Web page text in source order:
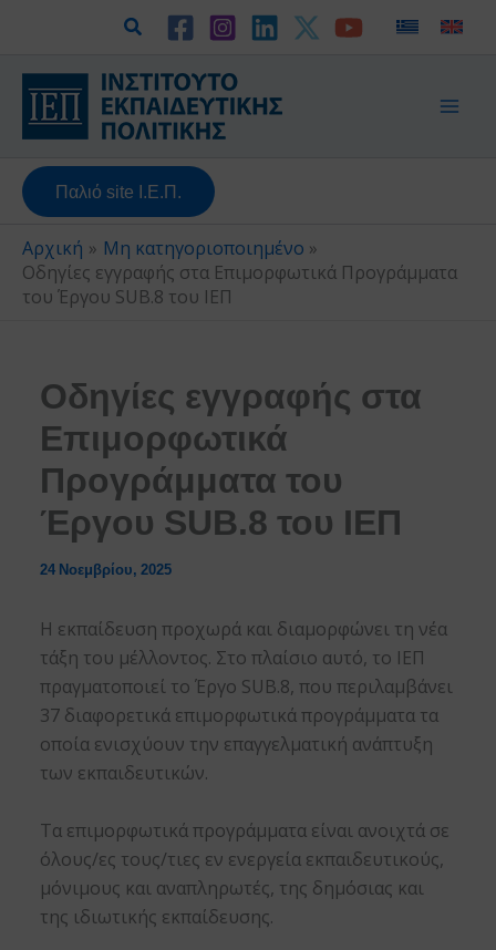
περιεχόμενο
Αναζήτηση
Παλιό site Ι.Ε.Π.
Αρχική
Μη κατηγοριοποιημένο
Οδηγίες εγγραφής στα Επιμορφωτικά Προγράμματα
του Έργου SUB.8 του ΙΕΠ
Οδηγίες εγγραφής στα
Επιμορφωτικά
Προγράμματα του
Έργου SUB.8 του ΙΕΠ
24 Νοεμβρίου, 2025
Η εκπαίδευση προχωρά και διαμορφώνει τη νέα
τάξη του μέλλοντος. Στο πλαίσιο αυτό, το ΙΕΠ
πραγματοποιεί το Έργο SUB.8, που περιλαμβάνει
37 διαφορετικά επιμορφωτικά προγράμματα τα
οποία ενισχύουν την επαγγελματική ανάπτυξη
των εκπαιδευτικών.
Τα επιμορφωτικά προγράμματα είναι ανοιχτά σε
όλους/ες τους/τιες εν ενεργεία εκπαιδευτικούς,
μόνιμους και αναπληρωτές, της δημόσιας και
της ιδιωτικής εκπαίδευσης.